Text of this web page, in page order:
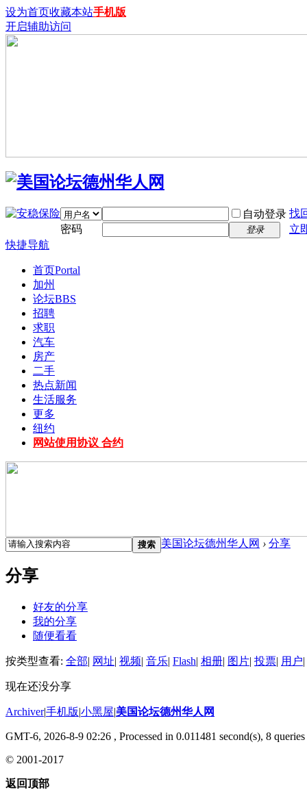
设为首页收藏本站手机版
开启辅助访问
自动登录 找
密码
登录
立
快捷导航
首页Portal
加州
论坛BBS
招聘
求职
汽车
房产
二手
热点新闻
生活服务
更多
纽约
网站使用协议 合约
搜索 美国论坛德州华人网 › 分享
分享
好友的分享
我的分享
随便看看
按类型查看: 全部| 网址| 视频| 音乐| Flash| 相册| 图片| 投票| 用户|
现在还没分享
Archiver|手机版|小黑屋|美国论坛德州华人网
GMT-6, 2026-8-9 02:26 , Processed in 0.011481 second(s), 8 queries
© 2001-2017
返回顶部